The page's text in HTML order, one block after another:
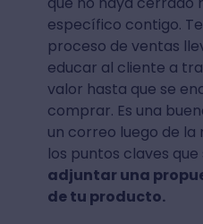
específico contigo.
proceso de ventas
educar al cliente a
valor hasta que se
comprar. Es una
un correo luego de la
los puntos claves
adjuntar una
de tu producto.